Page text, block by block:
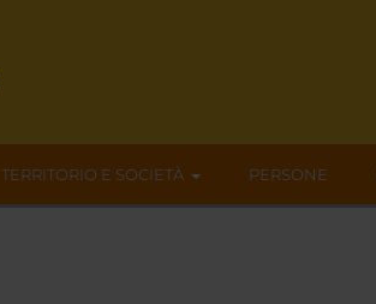
TERRITORIO E SOCIETÀ PERSONE